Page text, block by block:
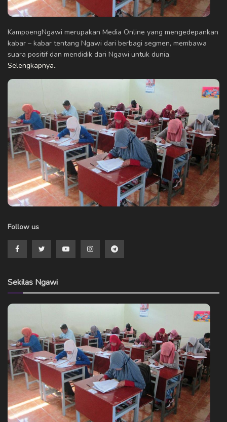
KampoengNgawi merupakan Media Online yang mengedepankan
kabar – kabar tentang Ngawi dari berbagi segmen, membawa
suara positif dan mendidik dari Ngawi untuk dunia.
Selengkapnya..
Follow us
Sekilas Ngawi